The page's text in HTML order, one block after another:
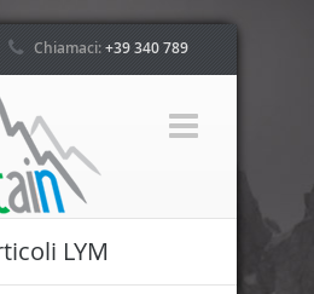
Chiamaci:+39 340 789
LYM